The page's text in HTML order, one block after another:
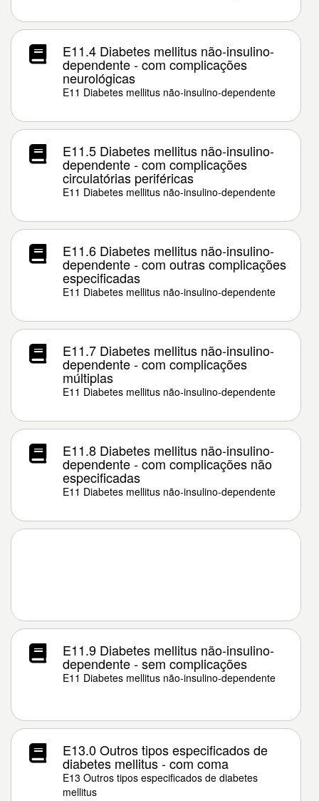
E11.4 Diabetes mellitus não-insulino-
dependente - com complicações
neurológicas
E11 Diabetes mellitus não-insulino-dependente
E11.5 Diabetes mellitus não-insulino-
dependente - com complicações
circulatórias periféricas
E11 Diabetes mellitus não-insulino-dependente
E11.6 Diabetes mellitus não-insulino-
dependente - com outras complicações
especificadas
E11 Diabetes mellitus não-insulino-dependente
E11.7 Diabetes mellitus não-insulino-
dependente - com complicações
múltiplas
E11 Diabetes mellitus não-insulino-dependente
E11.8 Diabetes mellitus não-insulino-
dependente - com complicações não
especificadas
E11 Diabetes mellitus não-insulino-dependente
E11.9 Diabetes mellitus não-insulino-
dependente - sem complicações
E11 Diabetes mellitus não-insulino-dependente
E13.0 Outros tipos especificados de
diabetes mellitus - com coma
E13 Outros tipos especificados de diabetes
mellitus